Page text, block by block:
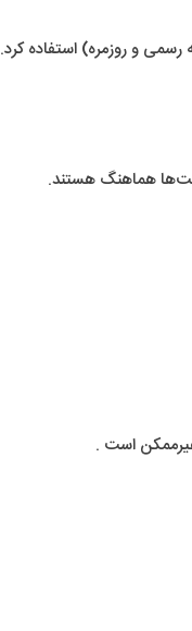
و روزمره) استفاده کرد.
هماهنگ هستند.
است .